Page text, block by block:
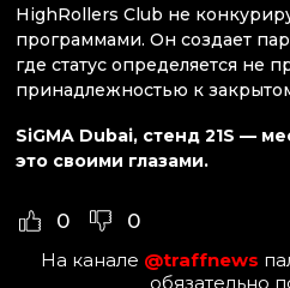
HighRollers Club не
программами. Он создает
где статус определяется не
принадлежностью к
SiGMA Dubai, стенд 21S —
это своими глазами.
0 0
На канале @traffnews
обязательно